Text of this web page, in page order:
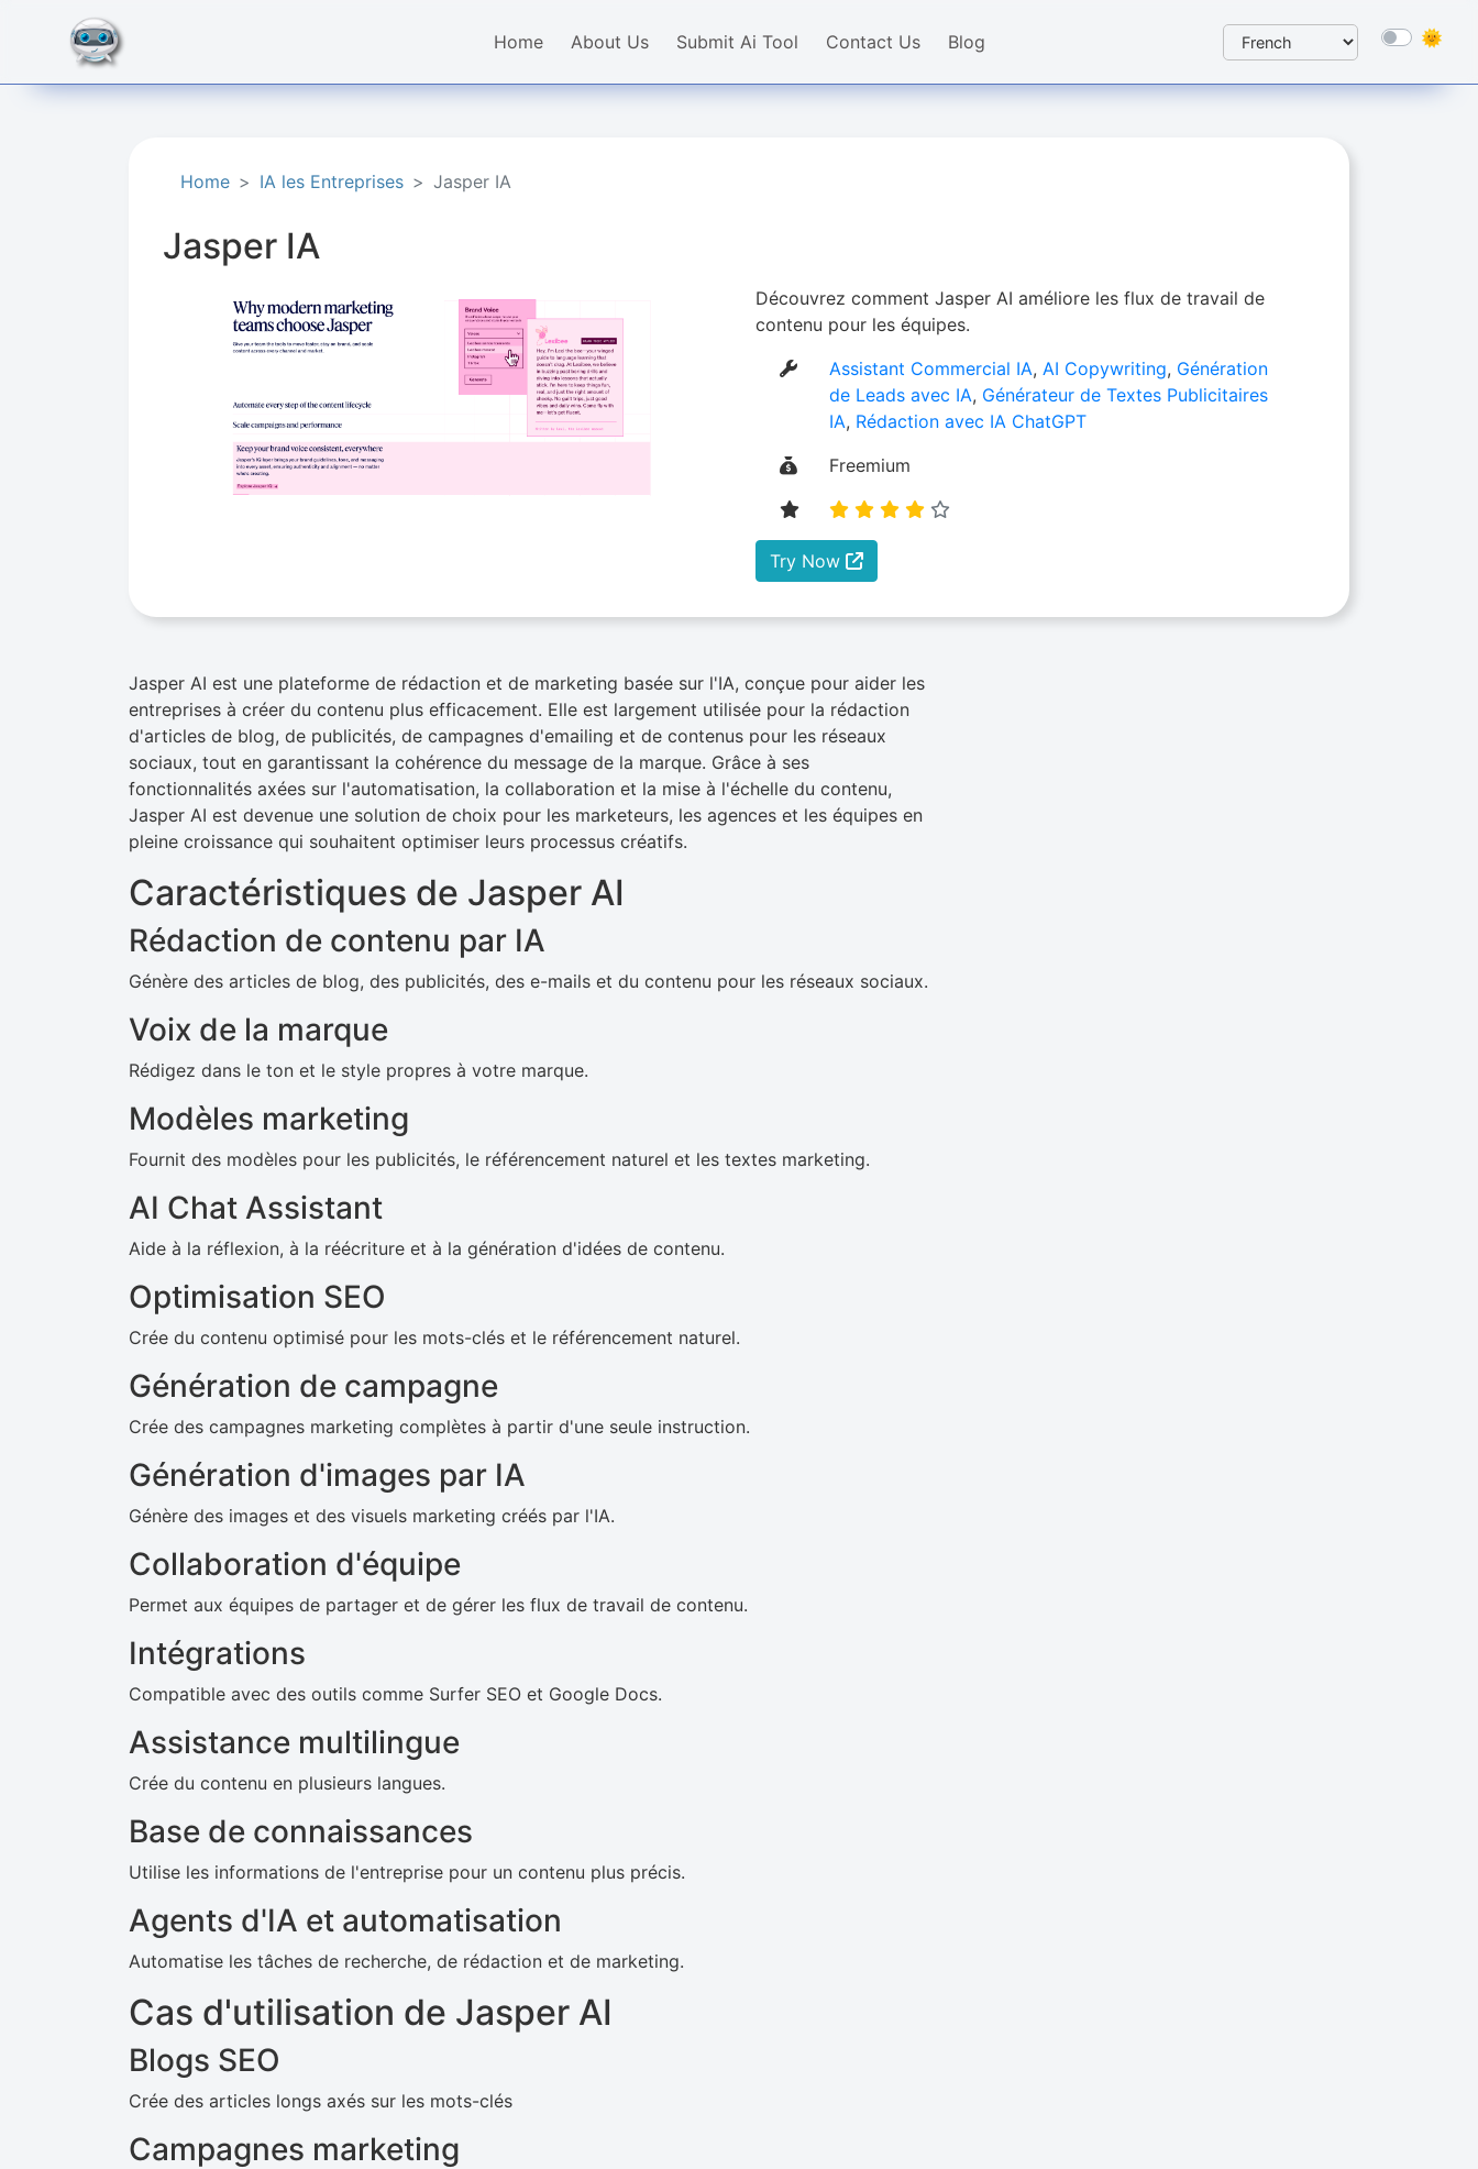
Home About Us Submit Ai Tool Contact Us Blog
Home IA les Entreprises Jasper IA
Jasper IA
Découvrez comment Jasper AI améliore les flux de travail de
contenu pour les équipes.
Assistant Commercial IA,AI Copywriting, Génération
de Leads avec IA, Générateur de Textes Publicitaires
IA, Rédaction avec IA ChatGPT
Freemium
Try Now
Jasper AI est une plateforme de rédaction et de marketing basée sur l'IA, conçue pour aider les
entreprises à créer du contenu plus efficacement. Elle est largement utilisée pour la rédaction
d'articles de blog, de publicités, de campagnes d'emailing et de contenus pour les réseaux
sociaux, tout en garantissant la cohérence du message de la marque. Grâce à ses
fonctionnalités axées sur l'automatisation, la collaboration et la mise à l'échelle du contenu,
Jasper AI est devenue une solution de choix pour les marketeurs, les agences et les équipes en
pleine croissance qui souhaitent optimiser leurs processus créatifs.
Caractéristiques de Jasper AI
Rédaction de contenu par IA
Génère des articles de blog, des publicités, des e-mails et du contenu pour les réseaux sociaux.
Voix de la marque
Rédigez dans le ton et le style propres à votre marque.
Modèles marketing
Fournit des modèles pour les publicités, le référencement naturel et les textes marketing.
AI Chat Assistant
Aide à la réflexion, à la réécriture et à la génération d'idées de contenu.
Optimisation SEO
Crée du contenu optimisé pour les mots-clés et le référencement naturel.
Génération de campagne
Crée des campagnes marketing complètes à partir d'une seule instruction.
Génération d'images par IA
Génère des images et des visuels marketing créés par l'IA.
Collaboration d'équipe
Permet aux équipes de partager et de gérer les flux de travail de contenu.
Intégrations
Compatible avec des outils comme Surfer SEO et Google Docs.
Assistance multilingue
Crée du contenu en plusieurs langues.
Base de connaissances
Utilise les informations de l'entreprise pour un contenu plus précis.
Agents d'IA et automatisation
Automatise les tâches de recherche, de rédaction et de marketing.
Cas d'utilisation de Jasper AI
Blogs SEO
Crée des articles longs axés sur les mots-clés
Campagnes marketing